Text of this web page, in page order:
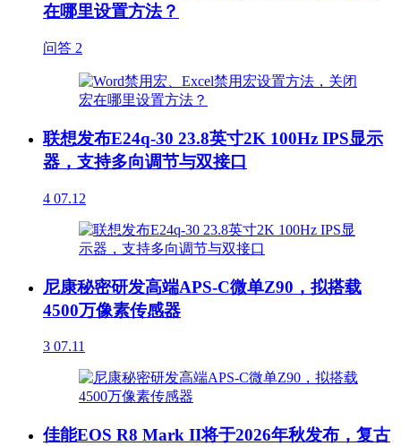
在哪里设置方法？
问答 2
联想发布E24q-30 23.8英寸2K 100Hz IPS显示
器，支持多向调节与双接口
4 07.12
尼康秘密研发高端APS-C微单Z90，拟搭载
4500万像素传感器
3 07.11
佳能EOS R8 Mark II将于2026年秋发布，复古